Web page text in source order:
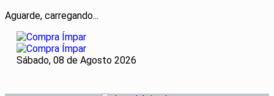
Aguarde, carregando...
Sábado, 08 de Agosto 2026